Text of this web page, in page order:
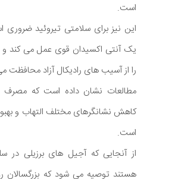
است.
این نیز برای سلامتی تیروئید ضروری
یک آنتی اکسیدان قوی عمل می کند
را از آسیب های رادیکال آزاد محافظت
مطالعات نشان داده است که مصرف
کاهش نشانگرهای مختلف التهاب و
است.
از آنجایی که آجیل های برزیلی در